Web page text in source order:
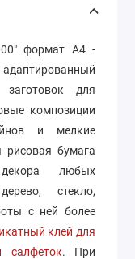
формат А4 -
для
композиции
и мелкие
рисовая бумага
любых
стекло,
с ней более
клей для
салфеток. При